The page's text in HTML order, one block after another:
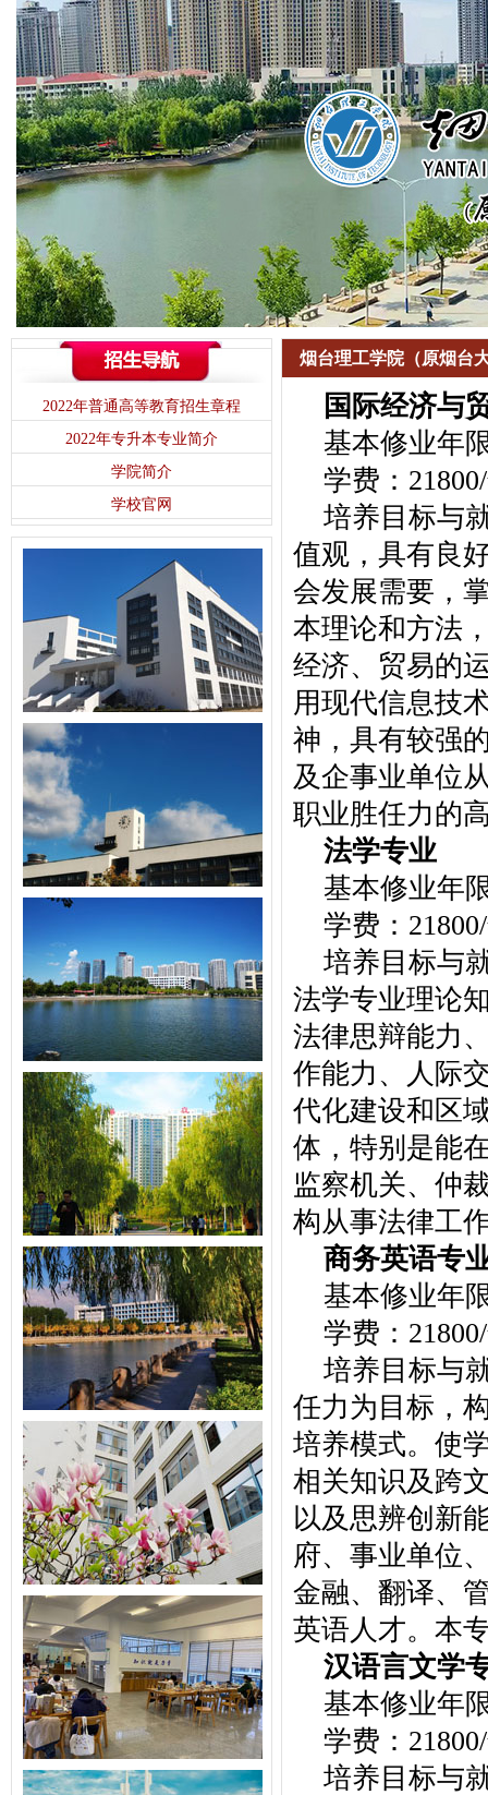
2022年普通高等教育招生章程
2022年专升本专业简介
学院简介
学校官网
烟台理工学院（原烟台
国际经济与
基本修业年
学费：
培养目标与
值观，具有良
会发展需要，
本理论和方法
经济、贸易的
用现代信息技
神，具有较强
及企事业单位
职业胜任力的
法学专业
基本修业年
学费：
培养目标与
法学专业理论
法律思辩能力
作能力、人际
代化建设和区
体，特别是能
监察机关、仲
构从事法律工
商务英语专
基本修业年
学费：
培养目标与
任力为目标，
培养模式。使
相关知识及跨
以及思辨创新
府、事业单位
金融、翻译、
英语人才。本
汉语言文学
基本修业年
学费：
培养目标与